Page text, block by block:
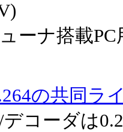
ーナ搭載
の共同ラ
コーダは